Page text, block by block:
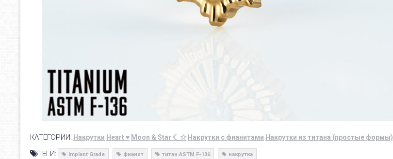
КАТЕГОРИИ: Накрутки Heart ♥ Moon & Star ☾ ✩ Накрутки с фианитами Накрутки из титана (простые формы)
ТЕГИ: Implant Grade фианит титан ASTM F-136 накрутка